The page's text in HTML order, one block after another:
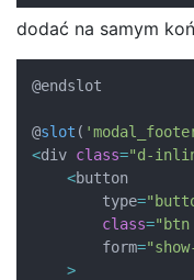
dodać na samym
@endslot
@slot (
<div class="d-
<button
        type
=
class="btn
        form
=
>